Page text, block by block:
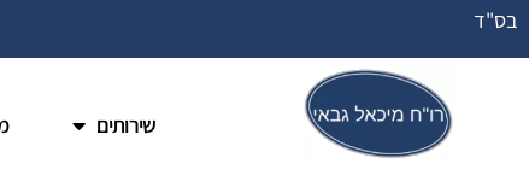
בס"ד
שירותים